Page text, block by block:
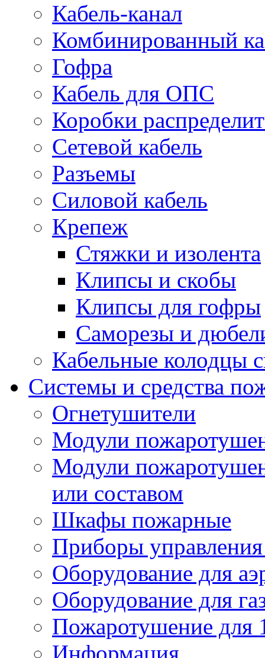
Кабель-канал
Комбинированный
Гофра
Кабель для ОПС
Коробки
Сетевой кабель
Разъемы
Силовой кабель
Крепеж
Стяжки и изолента
Клипсы и скобы
Клипсы для гофры
Саморезы и
Кабельные колодцы
Системы и средства
Огнетушители
Модули
Модули
или составом
Шкафы пожарные
Приборы
Оборудование для
Оборудование для
Пожаротушение для